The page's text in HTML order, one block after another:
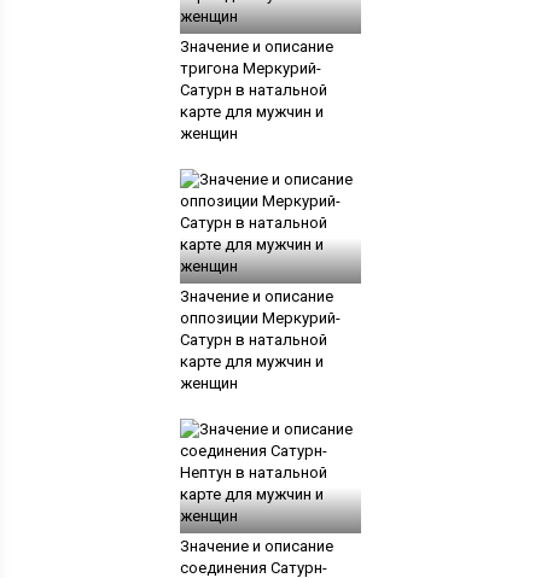
Значение и описание
тригона Меркурий-
Сатурн в натальной
карте для мужчин и
женщин
Значение и описание
оппозиции Меркурий-
Сатурн в натальной
карте для мужчин и
женщин
Значение и описание
соединения Сатурн-